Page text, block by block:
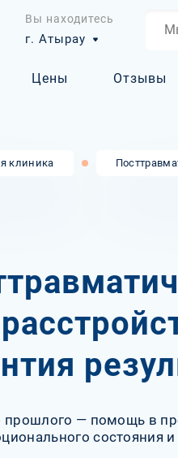
Вы находитесь
г. Атырау
Цены Отзывы
клиника
прошлого — помощь в
состояния